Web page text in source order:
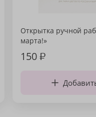
Открытка ручной
марта!»
150₽